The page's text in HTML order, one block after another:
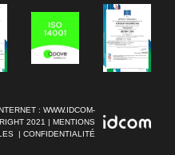
: WWW.IDCOM-
2021 | MENTIONS
| CONFIDENTIALITÉ